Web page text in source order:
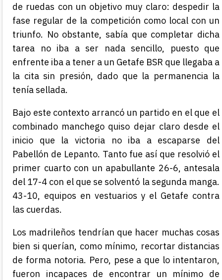
de ruedas con un objetivo muy claro: despedir la
fase regular de la competición como local con un
triunfo. No obstante, sabía que completar dicha
tarea no iba a ser nada sencillo, puesto que
enfrente iba a tener a un Getafe BSR que llegaba a
la cita sin presión, dado que la permanencia la
tenía sellada.
Bajo este contexto arrancó un partido en el que el
combinado manchego quiso dejar claro desde el
inicio que la victoria no iba a escaparse del
Pabellón de Lepanto. Tanto fue así que resolvió el
primer cuarto con un apabullante 26-6, antesala
del 17-4 con el que se solventó la segunda manga.
43-10, equipos en vestuarios y el Getafe contra
las cuerdas.
Los madrileños tendrían que hacer muchas cosas
bien si querían, como mínimo, recortar distancias
de forma notoria. Pero, pese a que lo intentaron,
fueron incapaces de encontrar un mínimo de